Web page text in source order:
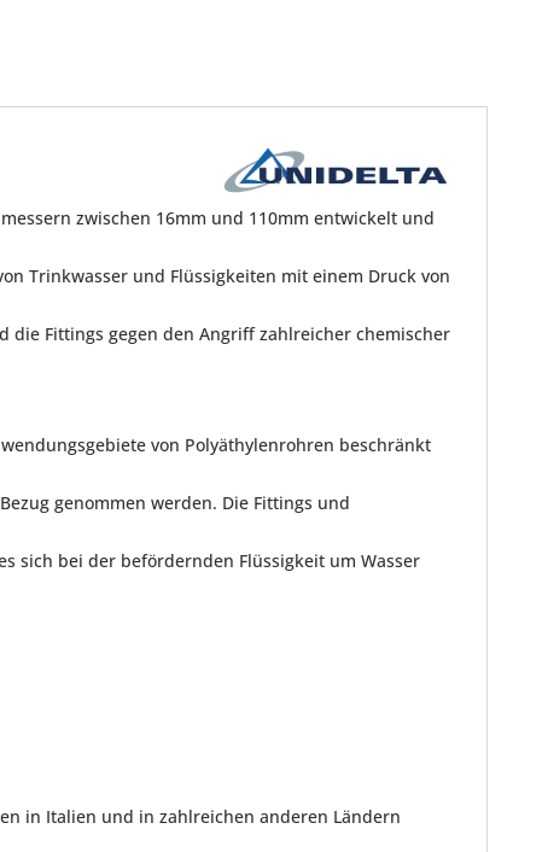
zwischen 16mm und 110mm entwickelt und
Trinkwasser und Flüssigkeiten mit einem Druck von
die Fittings gegen den Angriff zahlreicher chemischer
von Polyäthylenrohren beschränkt
genommen werden. Die Fittings und
sich bei der befördernden Flüssigkeit um Wasser
in Italien und in zahlreichen anderen Ländern